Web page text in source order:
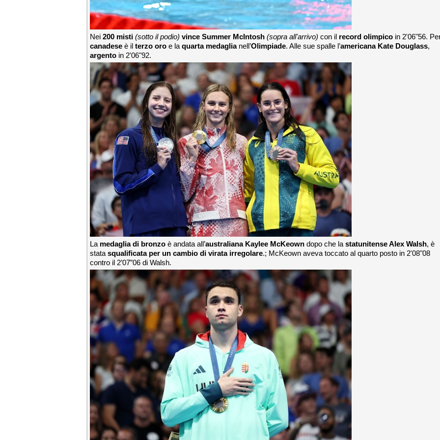
Nei 200 misti (sotto il podio) vince Summer McIntosh (sopra all'arrivo) con il record olimpico in 2'06"56.
canadese è il terzo oro e la quarta medaglianell’Olimpiade. Alle sue spalle l’americana Kate Douglass,
argento in 2'06"92.
La medaglia di bronzo è andata all’australiana Kaylee McKeown dopo che la statunitense Alex Walsh, è
stata squalificata per un cambio di virata irregolare.; McKeown aveva toccato al quarto posto in 2'08"08
contro il 2’07”06 di Walsh.